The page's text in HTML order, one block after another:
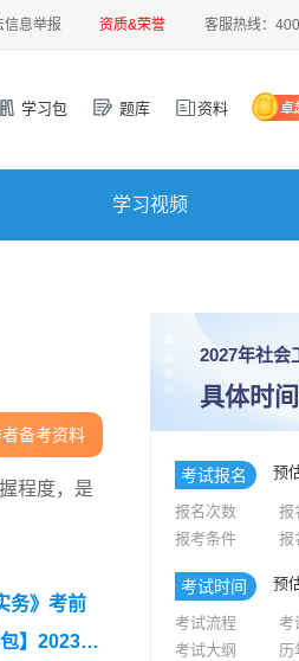
信息举报 资质&荣誉 客服热线：
学习包 题库 资料
学习视频
备考资料
程度，是
务》考前
】2023-2
2027年社会
具体时
考试报名 预
报名次数 报
报考条件
报
考试时间 预
考试流程 考
考试大纲
历